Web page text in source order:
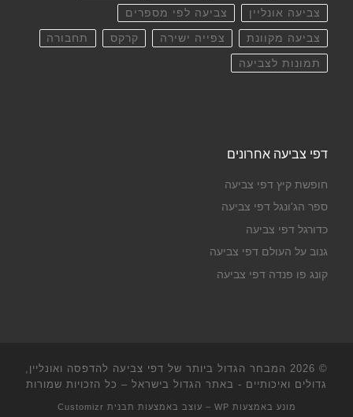
צביעה אונליין צביעה לפי מספרים
צביעה מקוונת צפייה ישירה קרקס תחבורה
תמונות לצביעה
דפי צביעה אחרונים
חופשת קיץ דפי צביעה
ספר הג'ונגל דפי צביעה
כדורגל דפי צביעה
גנוב על העולם דפי צביעה
קונג פו פנדה דפי צביעה
© 2026
המבחר הגדול ביותר של דפי צביעה להדפסה ואונליין,
גדולים ואיכותיים - באתר הגדול בישראל – כל הזכויות שמורות
מונע באמצעות WP – עוצב באמצעות תבנית Customizr